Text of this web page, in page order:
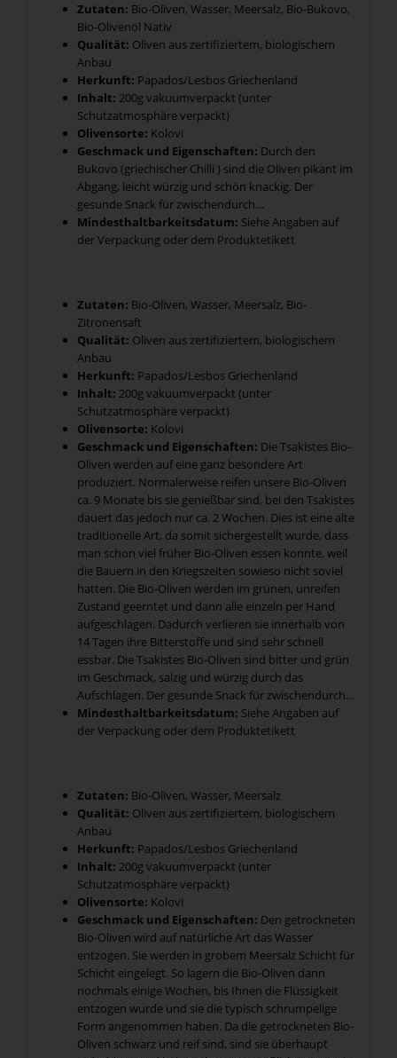
Zutaten: Bio-Oliven, Wasser, Meersalz, Bio-Bukovo,
Bio-Olivenöl Nativ
Qualität: Oliven aus zertifiziertem, biologischem
Anbau
Herkunft: Papados/Lesbos Griechenland
Inhalt: 200g vakuumverpackt (unter
Schutzatmosphäre verpackt)
Olivensorte: Kolovi
Geschmack und Eigenschaften: Durch den
Bukovo (griechischer Chilli ) sind die Oliven pikant im
Abgang, leicht würzig und schön knackig. Der
gesunde Snack für zwischendurch…
Mindesthaltbarkeitsdatum: Siehe Angaben auf
der Verpackung oder dem Produktetikett
Zutaten: Bio-Oliven, Wasser, Meersalz, Bio-
Zitronensaft
Qualität: Oliven aus zertifiziertem, biologischem
Anbau
Herkunft: Papados/Lesbos Griechenland
Inhalt: 200g vakuumverpackt (unter
Schutzatmosphäre verpackt)
Olivensorte: Kolovi
Geschmack und Eigenschaften: Die Tsakistes Bio-
Oliven werden auf eine ganz besondere Art
produziert. Normalerweise reifen unsere Bio-Oliven
ca. 9 Monate bis sie genießbar sind, bei den Tsakistes
dauert das jedoch nur ca. 2 Wochen. Dies ist eine alte
traditionelle Art, da somit sichergestellt wurde, dass
man schon viel früher Bio-Oliven essen konnte, weil
die Bauern in den Kriegszeiten sowieso nicht soviel
hatten. Die Bio-Oliven werden im grünen, unreifen
Zustand geerntet und dann alle einzeln per Hand
aufgeschlagen. Dadurch verlieren sie innerhalb von
14 Tagen ihre Bitterstoffe und sind sehr schnell
essbar. Die Tsakistes Bio-Oliven sind bitter und grün
im Geschmack, salzig und würzig durch das
Aufschlagen. Der gesunde Snack für zwischendurch…
Mindesthaltbarkeitsdatum: Siehe Angaben auf
der Verpackung oder dem Produktetikett
Zutaten: Bio-Oliven, Wasser, Meersalz
Qualität: Oliven aus zertifiziertem, biologischem
Anbau
Herkunft: Papados/Lesbos Griechenland
Inhalt: 200g vakuumverpackt (unter
Schutzatmosphäre verpackt)
Olivensorte: Kolovi
Geschmack und Eigenschaften: Den getrockneten
Bio-Oliven wird auf natürliche Art das Wasser
entzogen. Sie werden in grobem Meersalz Schicht für
Schicht eingelegt. So lagern die Bio-Oliven dann
nochmals einige Wochen, bis Ihnen die Flüssigkeit
entzogen wurde und sie die typisch schrumpelige
Form angenommen haben. Da die getrockneten Bio-
Oliven schwarz und reif sind, sind sie überhaupt